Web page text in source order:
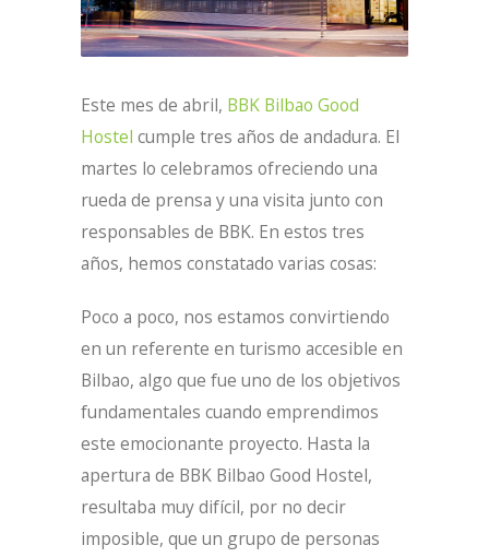
Este mes de abril, BBK Bilbao Good
Hostel cumple tres años de andadura. El
martes lo celebramos ofreciendo una
rueda de prensa y una visita junto con
responsables de BBK. En estos tres
años, hemos constatado varias cosas:
Poco a poco, nos estamos convirtiendo
en un referente en turismo accesible en
Bilbao, algo que fue uno de los objetivos
fundamentales cuando emprendimos
este emocionante proyecto. Hasta la
apertura de BBK Bilbao Good Hostel,
resultaba muy difícil, por no decir
imposible, que un grupo de personas